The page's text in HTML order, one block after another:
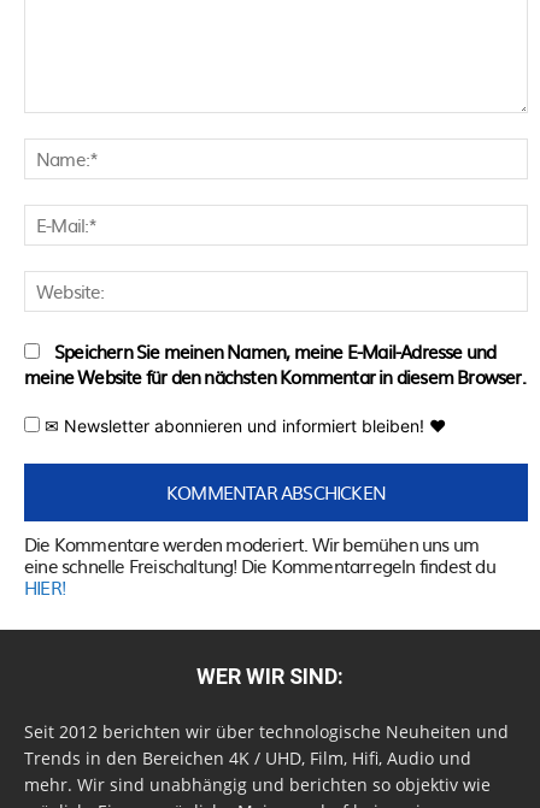
Speichern Sie meinen Namen, meine E-Mail-Adresse und
meine Website für den nächsten Kommentar in diesem Browser.
✉ Newsletter abonnieren und informiert bleiben! ♥
Die Kommentare werden moderiert. Wir bemühen uns um
eine schnelle Freischaltung! Die Kommentarregeln findest du
HIER!
WER WIR SIND:
Seit 2012 berichten wir über technologische Neuheiten und
Trends in den Bereichen 4K / UHD, Film, Hifi, Audio und
mehr. Wir sind unabhängig und berichten so objektiv wie